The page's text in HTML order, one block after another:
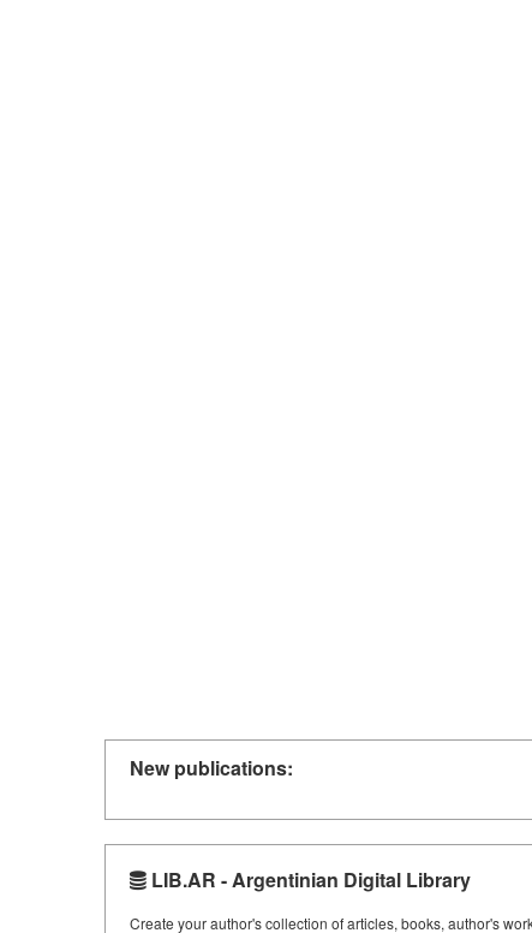
New publications:
LIB.AR - Argentinian Digital Library
Create your author's collection of articles, books, author's